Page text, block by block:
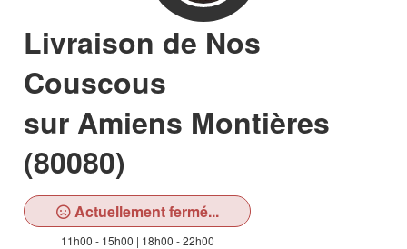
Livraison de Nos
Couscous
sur Amiens Montières
(80080)
Actuellement fermé...
11h00 - 15h00 | 18h00 - 22h00